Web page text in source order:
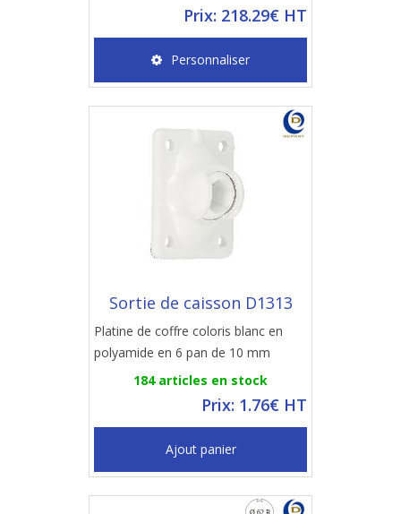
Prix: 218.29€ HT
Personnaliser
Sortie de caisson D1313
Platine de coffre coloris blanc en
polyamide en 6 pan de 10 mm
184 articles en stock
Prix: 1.76€ HT
Ajout panier